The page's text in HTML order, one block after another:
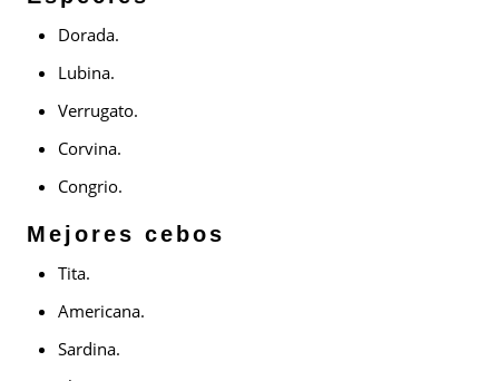
Dorada.
Lubina.
Verrugato.
Corvina.
Congrio.
Mejores cebos
Tita.
Americana.
Sardina.